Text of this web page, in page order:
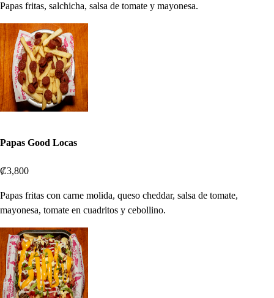
Papas fritas, salchicha, salsa de tomate y mayonesa.
Papas Good Locas
₡3,800
Papas fritas con carne molida, queso cheddar, salsa de tomate,
mayonesa, tomate en cuadritos y cebollino.